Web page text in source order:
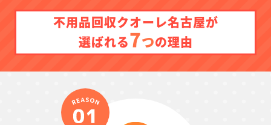
不用品回収クオーレ名古屋が
選ばれる7つの理由